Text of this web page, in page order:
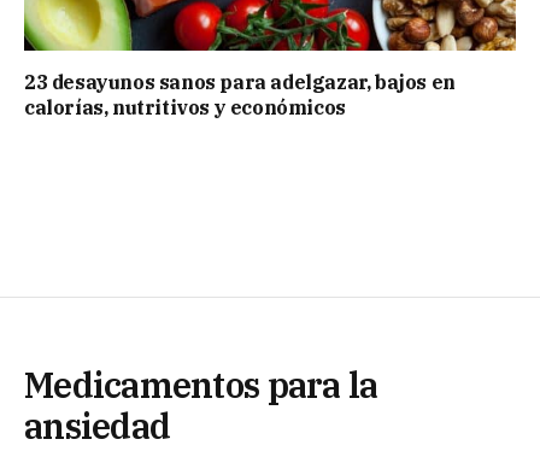
23 desayunos sanos para adelgazar, bajos en
calorías, nutritivos y económicos
Medicamentos para la
ansiedad